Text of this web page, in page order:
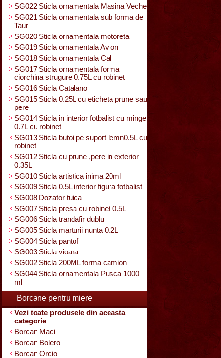
SG022 Sticla ornamentala Masina Veche
SG021 Sticla ornamentala sub forma de
Taur
SG020 Sticla ornamentala motoreta
SG019 Sticla ornamentala Avion
SG018 Sticla ornamentala Cal
SG017 Sticla ornamentala forma
ciorchina strugure 0.75L cu robinet
SG016 Sticla Catalano
SG015 Sticla 0.25L cu eticheta prune sau
pere
SG014 Sticla in interior fotbalist cu minge
0.7L cu robinet
SG013 Sticla butoi pe suport lemn0.5L cu
robinet
SG012 Sticla cu prune ,pere in exterior
0.35L
SG010 Sticla artistica inima 20ml
SG009 Sticla 0.5L interior figura fotbalist
SG008 Dozator tuica
SG007 Sticla presa cu robinet 0.5L
SG006 Sticla trandafir dublu
SG005 Sticla marturii nunta 0.2L
SG004 Sticla pantof
SG003 Sticla vioara
SG002 Sticla 200ML forma camion
SG044 Sticla ornamentala Pusca 1000
ml
Borcane pentru miere
Vezi toate produsele din aceasta
categorie
Borcan Maci
Borcan Bolero
Borcan Orcio